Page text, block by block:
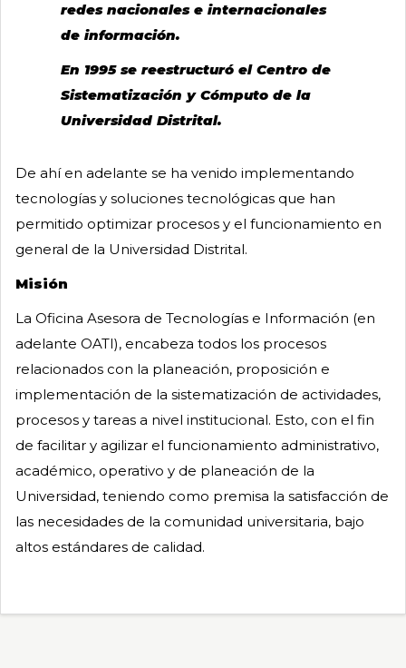
redes nacionales e internacionales
de información.
En 1995 se reestructuró el Centro de
Sistematización y Cómputo de la
Universidad Distrital.
De ahí en adelante se ha venido implementando
tecnologías y soluciones tecnológicas que han
permitido optimizar procesos y el funcionamiento en
general de la Universidad Distrital.
Misión
La Oficina Asesora de Tecnologías e Información (en
adelante OATI), encabeza todos los procesos
relacionados con la planeación, proposición e
implementación de la sistematización de actividades,
procesos y tareas a nivel institucional. Esto, con el fin
de facilitar y agilizar el funcionamiento administrativo,
académico, operativo y de planeación de la
Universidad, teniendo como premisa la satisfacción de
las necesidades de la comunidad universitaria, bajo
altos estándares de calidad.